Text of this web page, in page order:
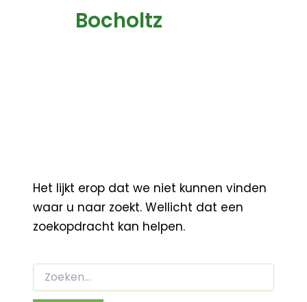
Bocholtz
Het lijkt erop dat we niet kunnen vinden
waar u naar zoekt. Wellicht dat een
zoekopdracht kan helpen.